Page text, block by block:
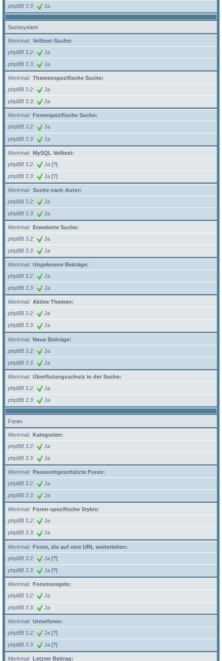
phpBB 3.3 Ja
Suchsystem
Merkmal
Volltext-Suche:
phpBB 3.2
Ja
phpBB 3.3 Ja
Merkmal
Themenspezifische Suche:
phpBB 3.2
Ja
phpBB 3.3 Ja
Merkmal
Forenspezifische Suche:
phpBB 3.2
Ja
phpBB 3.3 Ja
Merkmal
MySQL Volltext:
phpBB 3.2
Ja [?]
phpBB 3.3 Ja [?]
Merkmal
Suche nach Autor:
phpBB 3.2
Ja
phpBB 3.3 Ja
Merkmal
Erweiterte Suche:
phpBB 3.2
Ja
phpBB 3.3 Ja
Merkmal
Ungelesene Beiträge:
phpBB 3.2
Ja
phpBB 3.3 Ja
Merkmal
Aktive Themen:
phpBB 3.2
Ja
phpBB 3.3 Ja
Merkmal
Neue Beiträge:
phpBB 3.2
Ja
phpBB 3.3 Ja
Merkmal
Überflutungsschutz in der Suche:
phpBB 3.2
Ja
phpBB 3.3 Ja
Foren
Merkmal
Kategorien:
phpBB 3.2
Ja
phpBB 3.3 Ja
Merkmal
Passwortgeschützte Foren:
phpBB 3.2
Ja
phpBB 3.3 Ja
Merkmal
Foren-spezifische Styles:
phpBB 3.2
Ja
phpBB 3.3 Ja
Merkmal
Foren, die auf eine URL weiterleiten:
phpBB 3.2
Ja [?]
phpBB 3.3 Ja [?]
Merkmal
Forumsregeln:
phpBB 3.2
Ja
phpBB 3.3 Ja
Merkmal
Unterforen:
phpBB 3.2
Ja [?]
phpBB 3.3 Ja [?]
Merkmal
Letzter Beitrag: